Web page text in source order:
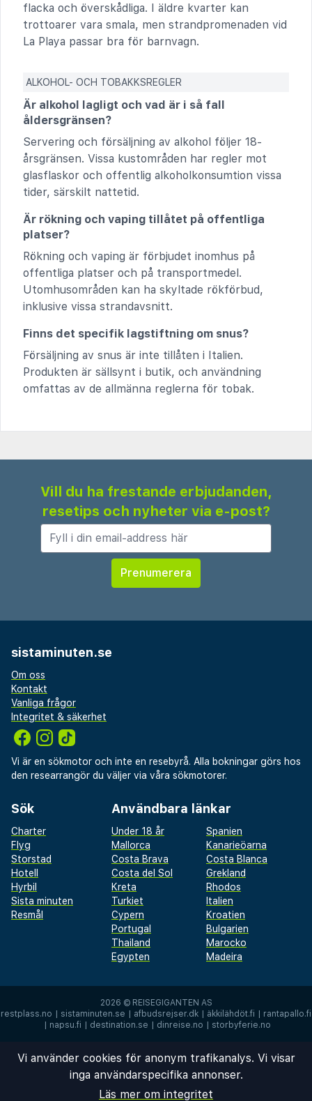
flacka och överskådliga. I äldre kvarter kan
trottoarer vara smala, men strandpromenaden vid
La Playa passar bra för barnvagn.
ALKOHOL- OCH TOBAKKSREGLER
Är alkohol lagligt och vad är i så fall
åldersgränsen?
Servering och försäljning av alkohol följer 18-
årsgränsen. Vissa kustområden har regler mot
glasflaskor och offentlig alkoholkonsumtion vissa
tider, särskilt nattetid.
Är rökning och vaping tillåtet på offentliga
platser?
Rökning och vaping är förbjudet inomhus på
offentliga platser och på transportmedel.
Utomhusområden kan ha skyltade rökförbud,
inklusive vissa strandavsnitt.
Finns det specifik lagstiftning om snus?
Försäljning av snus är inte tillåten i Italien.
Produkten är sällsynt i butik, och användning
omfattas av de allmänna reglerna för tobak.
Vill du ha frestande erbjudanden,
resetips och nyheter via e-post?
sistaminuten.se
Om oss
Kontakt
Vanliga frågor
Integritet & säkerhet
Vi är en sökmotor och inte en resebyrå. Alla bokningar görs hos
den researrangör du väljer via våra sökmotorer.
Sök
Charter
Flyg
Storstad
Hotell
Hyrbil
Sista minuten
Resmål
Användbara länkar
Under 18 år
Spanien
Mallorca
Kanarieöarna
Costa Brava
Costa Blanca
Costa del Sol
Grekland
Kreta
Rhodos
Turkiet
Italien
Cypern
Kroatien
Portugal
Bulgarien
Thailand
Marocko
Egypten
Madeira
2026 © REISEGIGANTEN AS
restplass.no | sistaminuten.se | afbudsrejser.dk | äkkilähdöt.fi | rantapallo.fi
| napsu.fi | destination.se | dinreise.no | storbyferie.no
Vi använder cookies för anonym trafikanalys. Vi visar
inga användarspecifika annonser.
Läs mer om integritet